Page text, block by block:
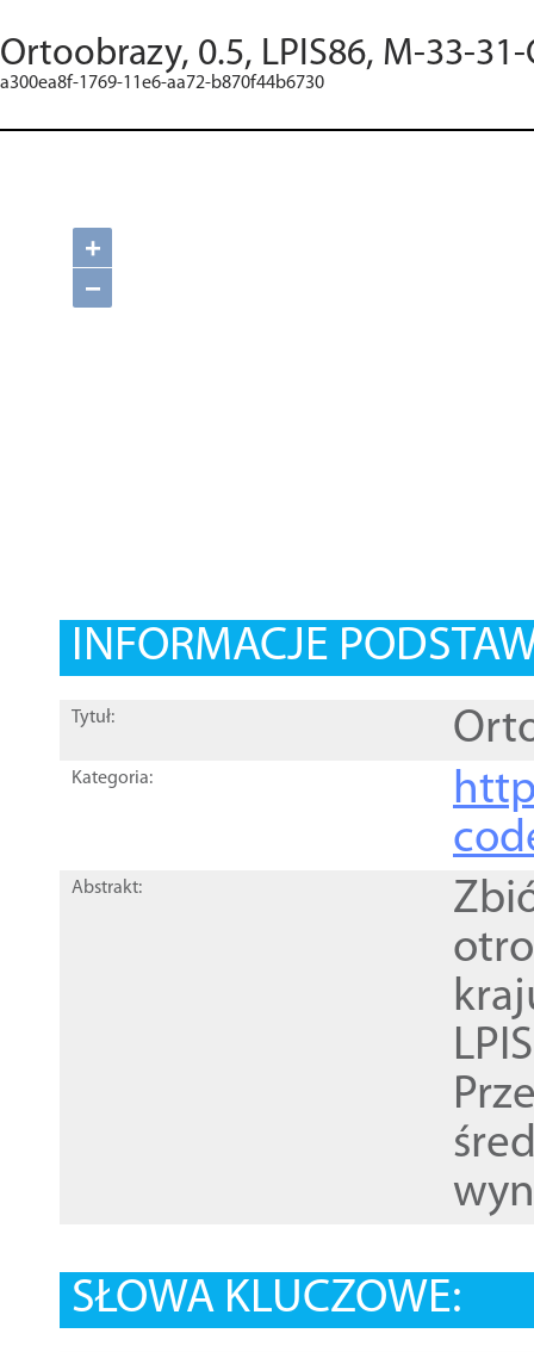
Ortoobrazy, 0.5, LPIS86, M-33-31-
a300ea8f-1769-11e6-aa72-b870f44b6730
+
−
INFORMACJE
Tytuł:
Kategoria:
Abstrakt:
SŁOWA KLUCZOWE: